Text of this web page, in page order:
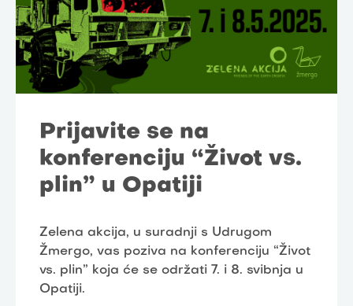
Prijavite se na
konferenciju “Život vs.
plin” u Opatiji
Zelena akcija, u suradnji s Udrugom
Žmergo, vas poziva na konferenciju “Život
vs. plin” koja će se održati 7. i 8. svibnja u
Opatiji.